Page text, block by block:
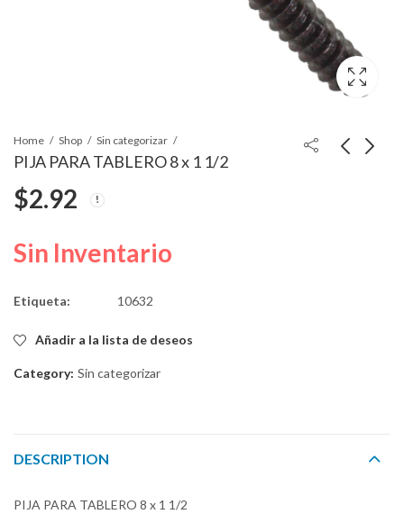
Home Shop Sin categorizar
PIJA PARA TABLERO 8 x 1 1/2
$2.92
Sin Inventario
Etiqueta: 10632
Añadir a la lista de deseos
Category: Sin categorizar
DESCRIPTION
PIJA PARA TABLERO 8 x 1 1/2